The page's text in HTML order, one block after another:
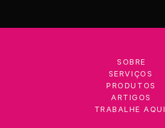
SOBRE
SERVIÇOS
PRODUTOS
ARTIGOS
TRABALHE AQUI